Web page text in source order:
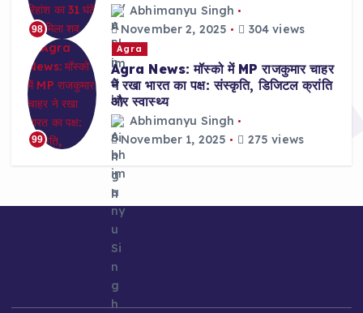
98
Abhimanyu Singh
November 2, 2025
304 views
99
Agra
Agra News: मॉस्को में MP राजकुमार चाहर
ने रखा भारत का पक्ष: संस्कृति, डिजिटल क्रांति
और स्वास्थ्य
Abhimanyu Singh
November 1, 2025
275 views